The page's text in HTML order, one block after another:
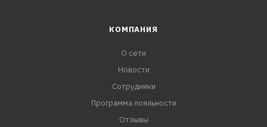
КОМПАНИЯ
О сети
Новости
Сотрудники
Программа лояльности
Отзывы